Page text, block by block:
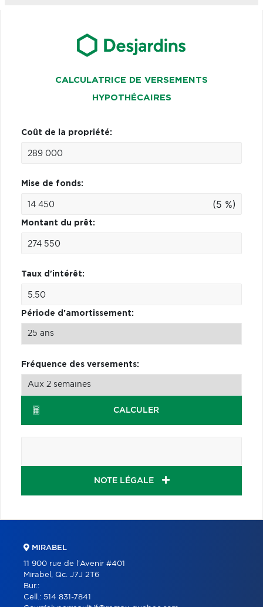
CALCULATRICE DE VERSEMENTS
HYPOTHÉCAIRES
Coût de la propriété:
Mise de fonds:
(5 %)
Montant du prêt:
Taux d'intérêt:
Période d'amortissement:
Fréquence des versements:
CALCULER
NOTE LÉGALE
MIRABEL
11 900 rue de l'Avenir #401
Mirabel, Qc. J7J 2T6
Bur.:
Cell.: 514 831-7841